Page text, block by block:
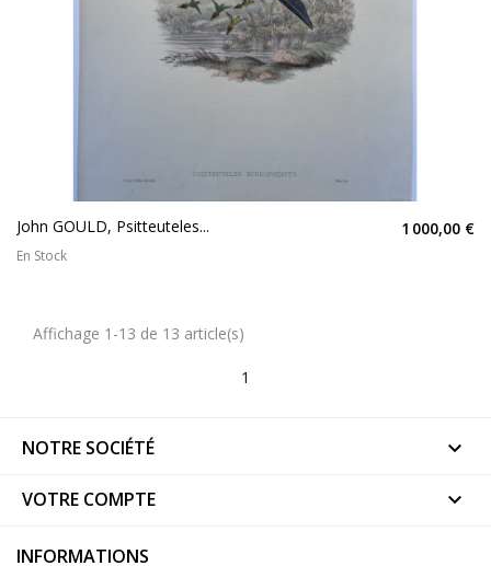
John GOULD, Psitteuteles... 1 000,00 €
En Stock
Affichage 1-13 de 13 article(s)
1
NOTRE SOCIÉTÉ 
VOTRE COMPTE 
INFORMATIONS